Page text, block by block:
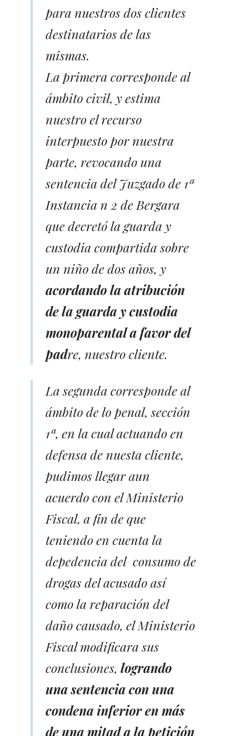
para nuestros dos clientes
destinatarios de las
mismas.
La primera corresponde al
ámbito civil, y estima
nuestro el recurso
interpuesto por nuestra
parte, revocando una
sentencia del Juzgado de 1ª
Instancia n 2 de Bergara
que decretó la guarda y
custodia compartida sobre
un niño de dos años, y
acordando la atribución
de la guarda y custodia
monoparental a favor del
padre, nuestro cliente.
La segunda corresponde al
ámbito de lo penal, sección
1ª, en la cual actuando en
defensa de nuesta cliente,
pudimos llegar aun
acuerdo con el Ministerio
Fiscal, a fin de que
teniendo en cuenta la
depedencia del consumo de
drogas del acusado así
como la reparación del
daño causado, el Ministerio
Fiscal modificara sus
conclusiones, logrando
una sentencia con una
condena inferior en más
de una mitad a la petición